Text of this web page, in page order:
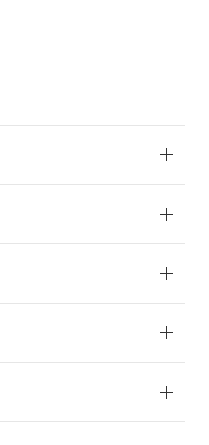
様との取
ードするこ
有証明書
準）
有を証明す
ステル類４
の期間は出
。
切替を完了